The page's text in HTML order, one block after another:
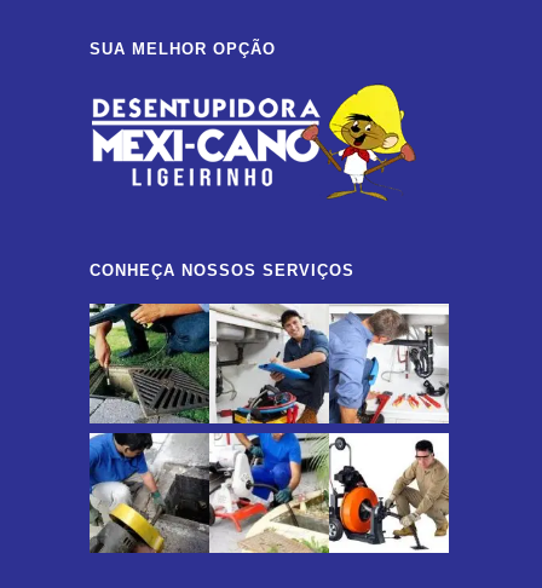
SUA MELHOR OPÇÃO
CONHEÇA NOSSOS SERVIÇOS